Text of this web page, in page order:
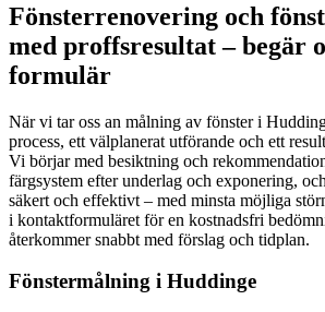
Fönsterrenovering och
med proffsresultat – begär
formulär
När vi tar oss an målning av fönster i
process, ett välplanerat utförande och ett
Vi börjar med besiktning och
färgsystem efter underlag och exponering,
säkert och effektivt – med minsta möjliga
i kontaktformuläret för en kostnadsfri
återkommer snabbt med förslag och tidplan.
Fönstermålning i Huddinge